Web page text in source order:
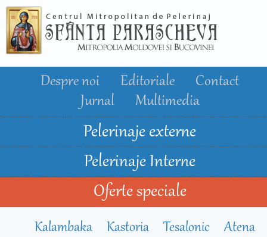
conţinutul
principal
Despre noi Editoriale
Contact
Jurnal
Multimedia
Pelerinaje externe
Pelerinaje Interne
Oferte speciale
Kalambaka Kastoria Tesalonic
Atena